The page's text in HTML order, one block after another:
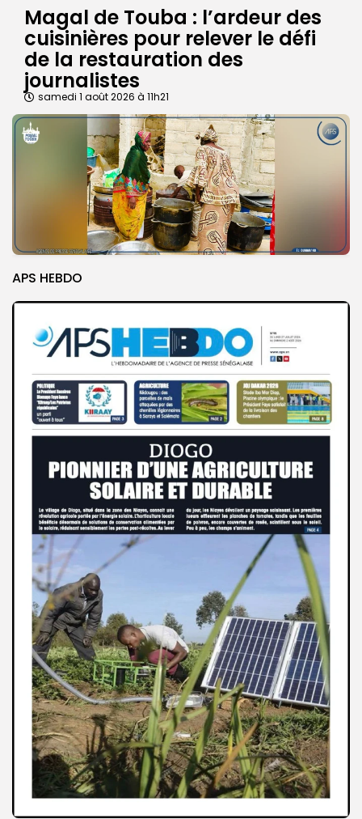
Magal de Touba : l’ardeur des
cuisinières pour relever le défi
de la restauration des
journalistes
samedi 1 août 2026 à 11h21
APS HEBDO